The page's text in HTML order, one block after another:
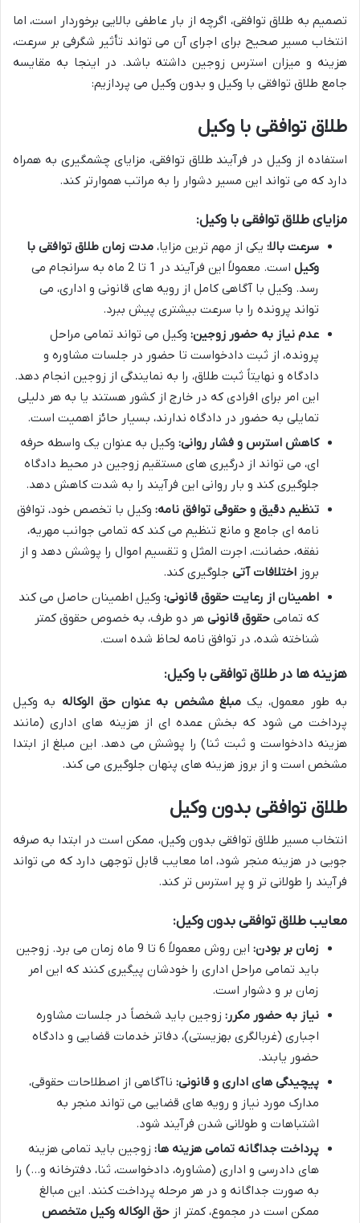
تصمیم به طلاق توافقی، اگرچه از بار عاطفی بالایی برخوردار است، اما
انتخاب مسیر صحیح برای اجرای آن می تواند تأثیر شگرفی بر سرعت،
هزینه و میزان استرس زوجین داشته باشد. در اینجا به مقایسه
جامع طلاق توافقی با وکیل و بدون وکیل می پردازیم:
طلاق توافقی با وکیل
استفاده از وکیل در فرآیند طلاق توافقی، مزایای چشمگیری به همراه
دارد که می تواند این مسیر دشوار را به مراتب هموارتر کند.
مزایای طلاق توافقی با وکیل:
سرعت بالا: یکی از مهم ترین مزایا، مدت زمان طلاق توافقی با
وکیل
است. معمولاً این فرآیند در 1 تا 2 ماه به سرانجام می
رسد. وکیل با آگاهی کامل از رویه های قانونی و اداری، می
تواند پرونده را با سرعت بیشتری پیش ببرد.
عدم نیاز به حضور زوجین: وکیل می تواند تمامی مراحل
پرونده، از ثبت دادخواست تا حضور در جلسات مشاوره و
دادگاه و نهایتاً ثبت طلاق، را به نمایندگی از زوجین انجام دهد.
این امر برای افرادی که در خارج از کشور هستند یا به هر دلیلی
تمایلی به حضور در دادگاه ندارند، بسیار حائز اهمیت است.
کاهش استرس و فشار روانی: وکیل به عنوان یک واسطه حرفه
ای، می تواند از درگیری های مستقیم زوجین در محیط دادگاه
جلوگیری کند و بار روانی این فرآیند را به شدت کاهش دهد.
تنظیم دقیق و حقوقی توافق نامه: وکیل با تخصص خود، توافق
نامه ای جامع و مانع تنظیم می کند که تمامی جوانب مهریه،
نفقه، حضانت، اجرت المثل و تقسیم اموال را پوشش دهد و از
بروز اختلافات آتی جلوگیری کند.
اطمینان از رعایت حقوق قانونی: وکیل اطمینان حاصل می کند
که تمامی حقوق قانونی هر دو طرف، به خصوص حقوق کمتر
شناخته شده، در توافق نامه لحاظ شده است.
هزینه ها در طلاق توافقی با وکیل:
به طور معمول، یکمبلغ مشخص به عنوان حق الوکاله به وکیل
پرداخت می شود که بخش عمده ای از هزینه های اداری (مانند
هزینه دادخواست و ثبت ثنا) را پوشش می دهد. این مبلغ از ابتدا
مشخص است و از بروز هزینه های پنهان جلوگیری می کند.
طلاق توافقی بدون وکیل
انتخاب مسیر طلاق توافقی بدون وکیل، ممکن است در ابتدا به صرفه
جویی در هزینه منجر شود، اما معایب قابل توجهی دارد که می تواند
فرآیند را طولانی تر و پر استرس تر کند.
معایب طلاق توافقی بدون وکیل:
زمان بر بودن:
این روش معمولاً 6 تا 9 ماه زمان می برد. زوجین
باید تمامی مراحل اداری را خودشان پیگیری کنند که این امر
زمان بر و دشوار است.
نیاز به حضور مکرر: زوجین باید شخصاً در جلسات مشاوره
اجباری (غربالگری بهزیستی)، دفاتر خدمات قضایی و دادگاه
حضور یابند.
پیچیدگی های اداری و قانونی: ناآگاهی از اصطلاحات حقوقی،
مدارک مورد نیاز و رویه های قضایی می تواند منجر به
اشتباهات و طولانی شدن فرآیند شود.
پرداخت جداگانه تمامی هزینه ها: زوجین باید تمامی هزینه
های دادرسی و اداری (مشاوره، دادخواست، ثنا، دفترخانه و…) را
به صورت جداگانه و در هر مرحله پرداخت کنند. این مبالغ
ممکن است در مجموع، کمتر از حق الوکاله وکیل متخصص